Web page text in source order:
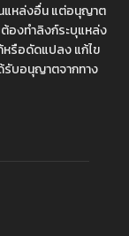
แหล่งอื่น แต่อนุญาต
องทำลิงก์ระบุแหล่ง
หรือดัดแปลง แก้ไข
รับอนุญาตจากทาง